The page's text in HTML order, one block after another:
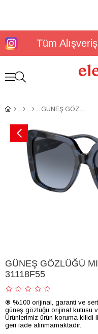
Tüm
GÜNEŞ GÖZLÜĞÜ MICHAEL KORS MK2183U 31118F55
GÜNEŞ GÖZLÜĞÜ
31118F55
® %100 orijinal, garanti ve
güneş gözlüğü orijinal kutusu
Ürünlerimiz ürün koruma kilidi
geri iade alınmamaktadır.